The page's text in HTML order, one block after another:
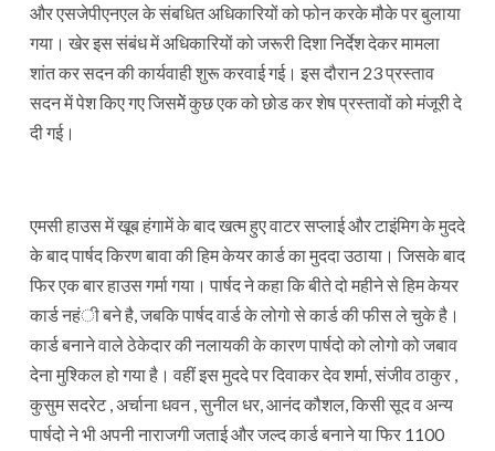
और एसजेपीएनएल के संबधित अधिकारियों को फोन करके मौके पर बुलाया
गया। खेर इस संबंध में अधिकारियों को जरूरी दिशा निर्देश देकर मामला
शांत कर सदन की कार्यवाही शुरू करवाई गई। इस दौरान 23 प्रस्ताव
सदन में पेश किए गए जिसमेें कुछ एक को छोड कर शेष प्रस्तावों को मंजूरी दे
दी गई।
एमसी हाउस में खूब हंगामें के बाद खत्म हुए वाटर सप्लाई और टाइंमिग के मुददे
के बाद पार्षद किरण बावा की हिम केयर कार्ड का मुददा उठाया। जिसके बाद
फिर एक बार हाउस गर्मा गया। पार्षद ने कहा कि बीते दो महीने से हिम केयर
कार्ड नहंी बने है, जबकि पार्षद वार्ड के लोगो से कार्ड की फीस ले चुके है।
कार्ड बनाने वाले ठेकेदार की नलायकी के कारण पार्षदो को लोगो को जबाव
देना मुश्किल हो गया है। वहीं इस मुददे पर दिवाकर देव शर्मा, संजीव ठाकुर ,
कुसुम सदरेट , अर्चाना धवन , सुनील धर, आनंद कौशल, किसी सूद व अन्य
पार्षदो ने भी अपनी नाराजगी जताई और जल्द कार्ड बनाने या फिर 1100